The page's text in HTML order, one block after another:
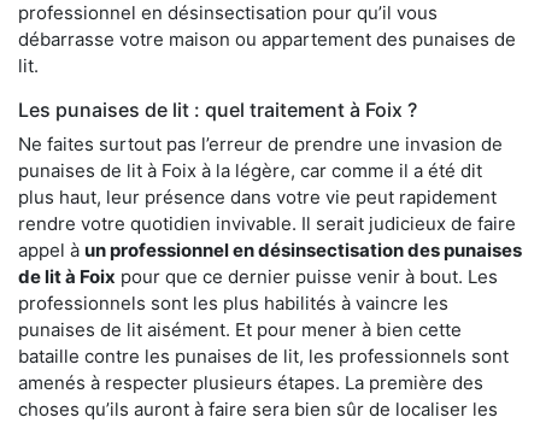
professionnel en désinsectisation pour qu’il vous
débarrasse votre maison ou appartement des punaises de
lit.
Les punaises de lit : quel traitement à Foix ?
Ne faites surtout pas l’erreur de prendre une invasion de
punaises de lit à Foix à la légère, car comme il a été dit
plus haut, leur présence dans votre vie peut rapidement
rendre votre quotidien invivable. Il serait judicieux de faire
appel à un professionnel en désinsectisation des punaises
de lit à Foix pour que ce dernier puisse venir à bout. Les
professionnels sont les plus habilités à vaincre les
punaises de lit aisément. Et pour mener à bien cette
bataille contre les punaises de lit, les professionnels sont
amenés à respecter plusieurs étapes. La première des
choses qu’ils auront à faire sera bien sûr de localiser les